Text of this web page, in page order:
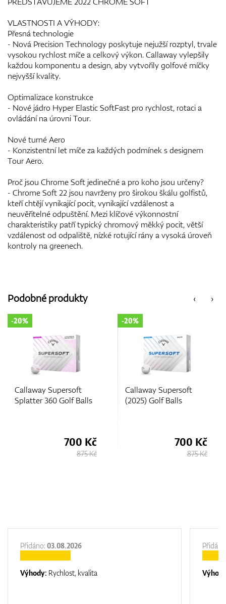
VLASTNOSTI A VÝHODY:
Přesná technologie
- Nová Precision Technology poskytuje nejužší rozptyl, trvale
vysokou rychlost míče a celkový výkon. Callaway vylepšily
každou komponentu a design, aby vytvořily golfové míčky
nejvyšší kvality.
Optimalizace konstrukce
- Nové jádro Hyper Elastic SoftFast pro rychlost, rotaci a
ovládání na úrovni Tour.
Nové turné Aero
- Konzistentní let míče za každých podmínek s designem
Tour Aero.
Proč jsou Chrome Soft jedinečné a pro koho jsou určeny?
- Chrome Soft 22 jsou navrženy pro širokou škálu golfistů,
kteří chtějí vynikající pocit, vynikající vzdálenost a
neuvěřitelné odpuštění. Mezi klíčové výkonnostní
charakteristiky patří typický chromový měkký pocit, větší
vzdálenost od odpaliště, nízké rotující rány a vysoká úroveň
kontroly na greenech.
‹
Podobné produkty ›
Callaway Supersoft
(2025) Golf Balls
700 Kč
Callaway Limited
Edition Chrome Soft
1.220
Přidáno: 03.08.2026
Výhody: Rychlost, kvalita